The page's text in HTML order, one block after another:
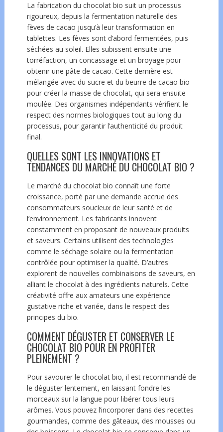
La fabrication du chocolat bio suit un processus
rigoureux, depuis la fermentation naturelle des
fèves de cacao jusqu’à leur transformation en
tablettes. Les fèves sont d’abord fermentées, puis
séchées au soleil. Elles subissent ensuite une
torréfaction, un concassage et un broyage pour
obtenir une pâte de cacao. Cette dernière est
mélangée avec du sucre et du beurre de cacao bio
pour créer la masse de chocolat, qui sera ensuite
moulée. Des organismes indépendants vérifient le
respect des normes biologiques tout au long du
processus, pour garantir l’authenticité du produit
final.
QUELLES SONT LES INNOVATIONS ET
TENDANCES DU MARCHÉ DU CHOCOLAT BIO ?
Le marché du chocolat bio connaît une forte
croissance, porté par une demande accrue des
consommateurs soucieux de leur santé et de
l’environnement. Les fabricants innovent
constamment en proposant de nouveaux produits
et saveurs. Certains utilisent des technologies
comme le séchage solaire ou la fermentation
contrôlée pour optimiser la qualité. D’autres
explorent de nouvelles combinaisons de saveurs, en
alliant le chocolat à des ingrédients naturels. Cette
créativité offre aux amateurs une expérience
gustative riche et variée, dans le respect des
principes du bio.
COMMENT DÉGUSTER ET CONSERVER LE
CHOCOLAT BIO POUR EN PROFITER
PLEINEMENT ?
Pour savourer le chocolat bio, il est recommandé de
le déguster lentement, en laissant fondre les
morceaux sur la langue pour libérer tous leurs
arômes. Vous pouvez l’incorporer dans des recettes
gourmandes, comme des gâteaux, des mousses ou